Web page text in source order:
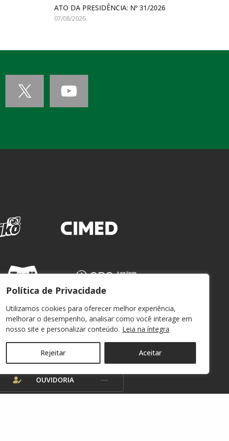
Política de Privacidade
Utilizamos cookies para oferecer melhor experiência,
melhorar o desempenho, analisar como você interage em
nosso site e personalizar conteúdo. Leia na íntegra
Rejeitar Aceitar
ATO DA PRESIDÊNCIA: Nº 31/2026
07/08/2026
WEBMAIL
OUVIDORIA